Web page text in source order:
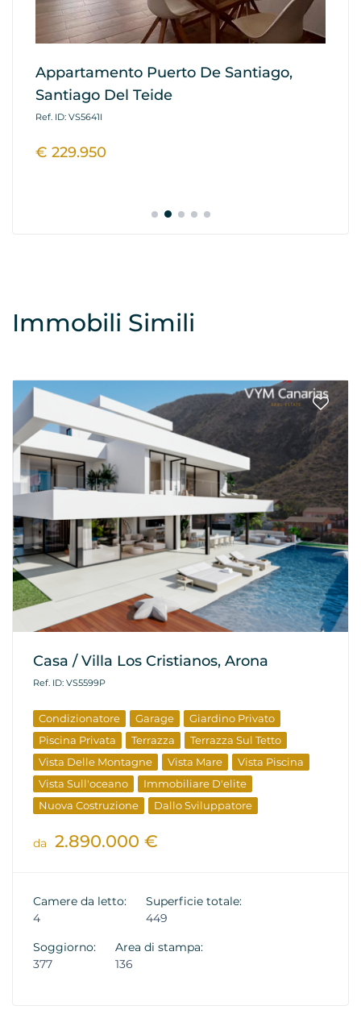
Appartamento Puerto De Santiago,
Santiago Del Teide
Ref. ID: VS5641I
€ 229.950
Immobili Simili
Casa / Villa Los Cristianos, Arona
Ref. ID: VS5599P
Condizionatore Garage
Giardino Privato
Piscina Privata
Terrazza
Terrazza Sul Tetto
Vista Delle Montagne
Vista Mare
Vista Piscina
Vista Sull'oceano
Immobiliare D'elite
Nuova Costruzione
Dallo Sviluppatore
da 2.890.000 €
Camere da letto:
4
Superficie totale:
449
Soggiorno:
377
Area di stampa:
136